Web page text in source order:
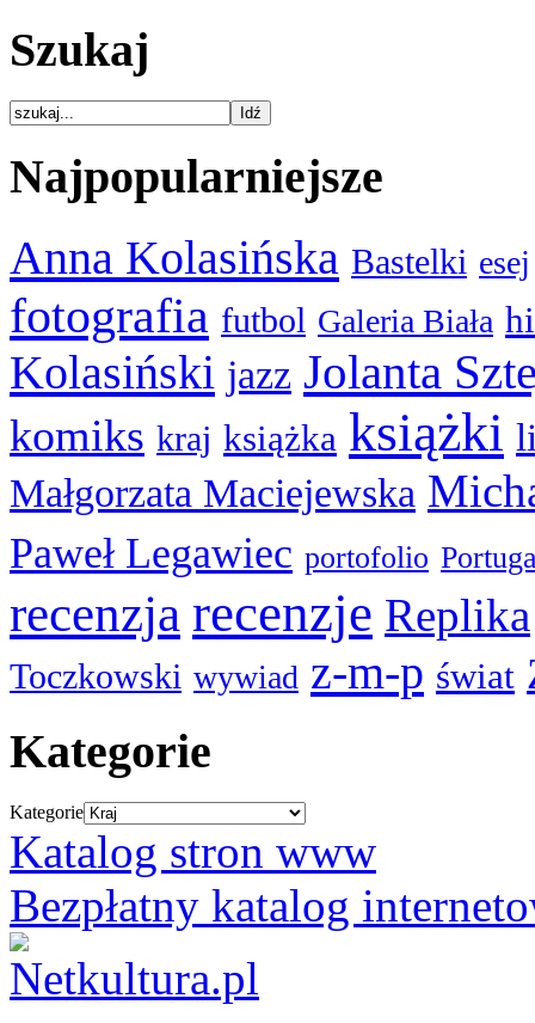
Szukaj
Najpopularniejsze
Anna Kolasińska Bastelki esej
fotografia futbol Galeria Biała
Kolasiński jazz Jolanta
komiks kraj książka książki
Małgorzata Maciejewska
Paweł Legawiec portofolio
recenzja recenzje Replika
Toczkowski wywiad z-m-p świat
Kategorie
Kategorie
Katalog stron www
Bezpłatny katalog